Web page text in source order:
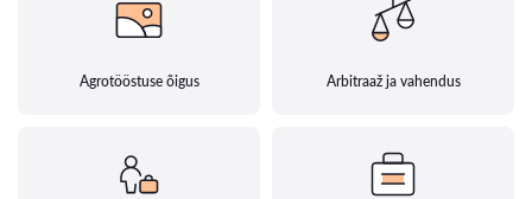
Agrotööstuse õigus Arbitraaž ja vahendus